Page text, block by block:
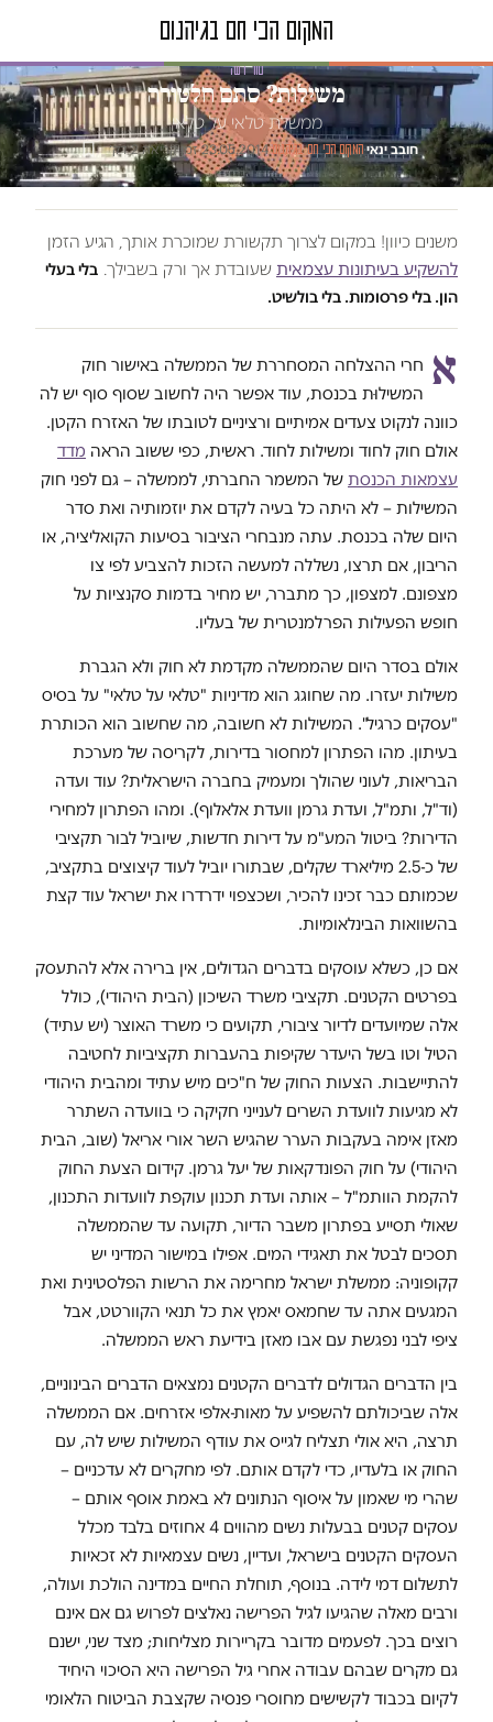
טור דעה
משילוּת? סתם חלטורה
ממשלת טלאי על טלאי
חובב ינאי·המקום הכי חם בגיהנום·
23.05.2014
·זמן קריאה 2 דק׳
משנים כיוון! במקום לצרוך תקשורת שמוכרת אותך, הגיע הזמן
להשקיע בעיתונות עצמאית שעובדת אך ורק בשבילך. בלי בעלי
הון. בלי פרסומות. בלי בולשיט.
א חרי ההצלחה המסחררת של הממשלה באישור חוק
המשילוּת בכנסת, עוד אפשר היה לחשוב שסוף סוף יש לה
כוונה לנקוט צעדים אמיתיים ורציניים לטובתו של האזרח הקטן.
אולם חוק לחוד ומשילות לחוד. ראשית, כפי ששוב הראה מדד
עצמאות הכנסת של המשמר החברתי, לממשלה – גם לפני חוק
המשילות – לא היתה כל בעיה לקדם את יוזמותיה ואת סדר
היום שלה בכנסת. עתה מנבחרי הציבור בסיעות הקואליציה, או
הריבון, אם תרצו, נשללה למעשה הזכות להצביע לפי צו
מצפונם. למצפון, כך מתברר, יש מחיר בדמות סקנציות על
חופש הפעילות הפרלמנטרית של בעליו.
אולם בסדר היום שהממשלה מקדמת לא חוק ולא הגברת
משילות יעזרו. מה שחוגג הוא מדיניות "טלאי על טלאי" על בסיס
"עסקים כרגיל". המשילות לא חשובה, מה שחשוב הוא הכותרת
בעיתון. מהו הפתרון למחסור בדירות, לקריסה של מערכת
הבריאות, לעוני שהולך ומעמיק בחברה הישראלית? עוד ועדה
(וד"ל, ותמ"ל, ועדת גרמן וועדת אלאלוף). ומהו הפתרון למחירי
הדירות? ביטול המע"מ על דירות חדשות, שיוביל לבור תקציבי
של כ-2.5 מיליארד שקלים, שבתורו יוביל לעוד קיצוצים בתקציב,
שכמותם כבר זכינו להכיר, ושכצפוי ידרדרו את ישראל עוד קצת
בהשוואות הבינלאומיות.
אם כן, כשלא עוסקים בדברים הגדולים, אין ברירה אלא להתעסק
בפרטים הקטנים. תקציבי משרד השיכון (הבית היהודי), כולל
אלה שמיועדים לדיור ציבורי, תקועים כי משרד האוצר (יש עתיד)
הטיל וטו בשל היעדר שקיפות בהעברות תקציביות לחטיבה
להתיישבות. הצעות החוק של ח"כים מיש עתיד ומהבית היהודי
לא מגיעות לוועדת השרים לענייני חקיקה כי בוועדה השתרר
מאזן אימה בעקבות הערר שהגיש השר אורי אריאל (שוב, הבית
היהודי) על חוק הפונדקאות של יעל גרמן. קידום הצעת החוק
להקמת הוותמ"ל – אותה ועדת תכנון עוקפת לוועדות התכנון,
שאולי תסייע בפתרון משבר הדיור, תקועה עד שהממשלה
תסכים לבטל את תאגידי המים. אפילו במישור המדיני יש
קקופוניה: ממשלת ישראל מחרימה את הרשות הפלסטינית ואת
המגעים אתה עד שחמאס יאמץ את כל תנאי הקוורטט, אבל
ציפי לבני נפגשת עם אבו מאזן בידיעת ראש הממשלה.
בין הדברים הגדולים לדברים הקטנים נמצאים הדברים הבינוניים,
אלה שביכולתם להשפיע על מאות-אלפי אזרחים. אם הממשלה
תרצה, היא אולי תצליח לגייס את עודף המשילות שיש לה, עם
החוק או בלעדיו, כדי לקדם אותם. לפי מחקרים לא עדכניים –
שהרי מי שאמון על איסוף הנתונים לא באמת אוסף אותם –
עסקים קטנים בבעלות נשים מהווים 4 אחוזים בלבד מכלל
העסקים הקטנים בישראל, ועדיין, נשים עצמאיות לא זכאיות
לתשלום דמי לידה. בנוסף, תוחלת החיים במדינה הולכת ועולה,
ורבים מאלה שהגיעו לגיל הפרישה נאלצים לפרוש גם אם אינם
רוצים בכך. לפעמים מדובר בקריירות מצליחות; מצד שני, ישנם
גם מקרים שבהם עבודה אחרי גיל הפרישה היא הסיכוי היחיד
לקיום בכבוד לקשישים מחוסרי פנסיה שקצבת הביטוח הלאומי